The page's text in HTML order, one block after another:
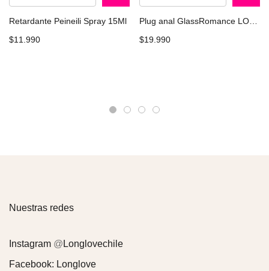
Retardante Peineili Spray 15Ml
$11.990
Plug anal GlassRomance LOVETOY GS03C
$19.990
Nuestras redes
Instagram @ Longlovechile
Facebook: Longlove